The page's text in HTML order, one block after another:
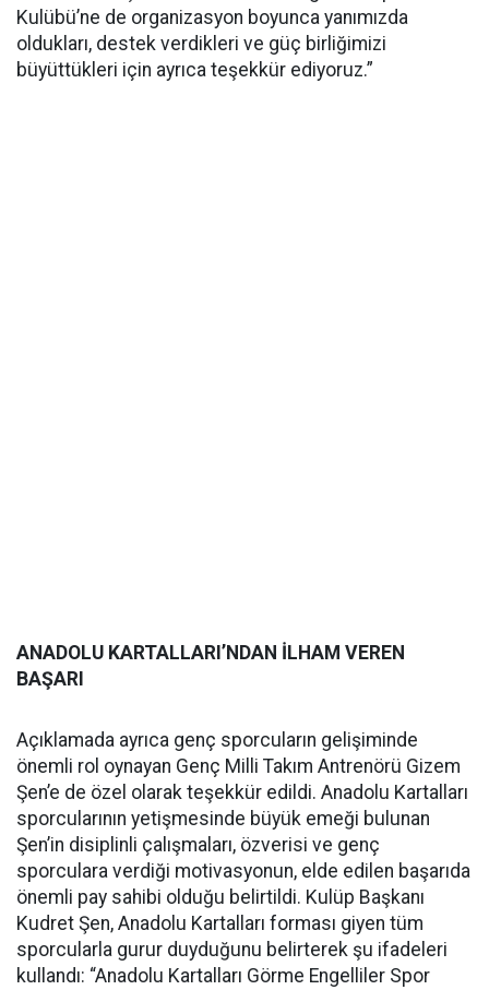
Kulübü’ne de organizasyon boyunca yanımızda
oldukları, destek verdikleri ve güç birliğimizi
büyüttükleri için ayrıca teşekkür ediyoruz.”
ANADOLU KARTALLARI’NDAN İLHAM VEREN
BAŞARI
Açıklamada ayrıca genç sporcuların gelişiminde
önemli rol oynayan Genç Milli Takım Antrenörü Gizem
Şen’e de özel olarak teşekkür edildi. Anadolu Kartalları
sporcularının yetişmesinde büyük emeği bulunan
Şen’in disiplinli çalışmaları, özverisi ve genç
sporculara verdiği motivasyonun, elde edilen başarıda
önemli pay sahibi olduğu belirtildi. Kulüp Başkanı
Kudret Şen, Anadolu Kartalları forması giyen tüm
sporcularla gurur duyduğunu belirterek şu ifadeleri
kullandı: “Anadolu Kartalları Görme Engelliler Spor